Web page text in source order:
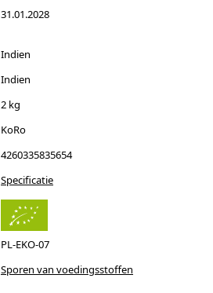
31.01.2028
Indien
Indien
2 kg
KoRo
4260335835654
Specificatie
PL-EKO-07
Sporen van voedingsstoffen